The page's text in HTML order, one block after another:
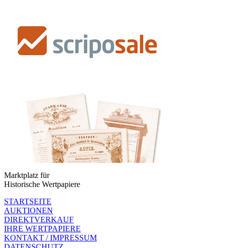
Marktplatz für
Historische Wertpapiere
STARTSEITE
AUKTIONEN
DIREKTVERKAUF
IHRE WERTPAPIERE
KONTAKT / IMPRESSUM